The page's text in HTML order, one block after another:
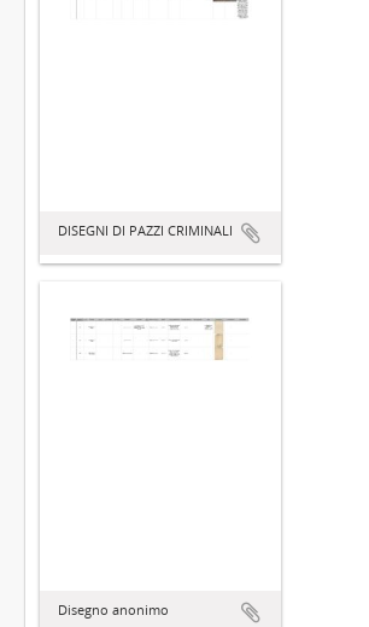
DISEGNI DI PAZZI CRIMINALI
Disegno anonimo